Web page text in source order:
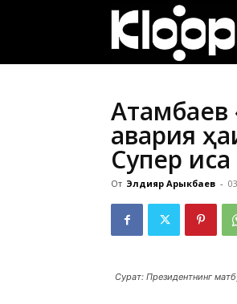
Атамбаев
авария
Супер
От Элдияр Арыкбаев -
Сурат: Президентнинг